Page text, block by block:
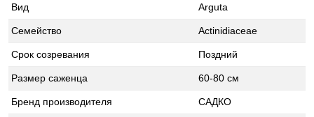
Вид Arguta
Семейство Actinidiaceae
Срок созревания Поздний
Размер саженца 60-80 см
Бренд производителя САДКО